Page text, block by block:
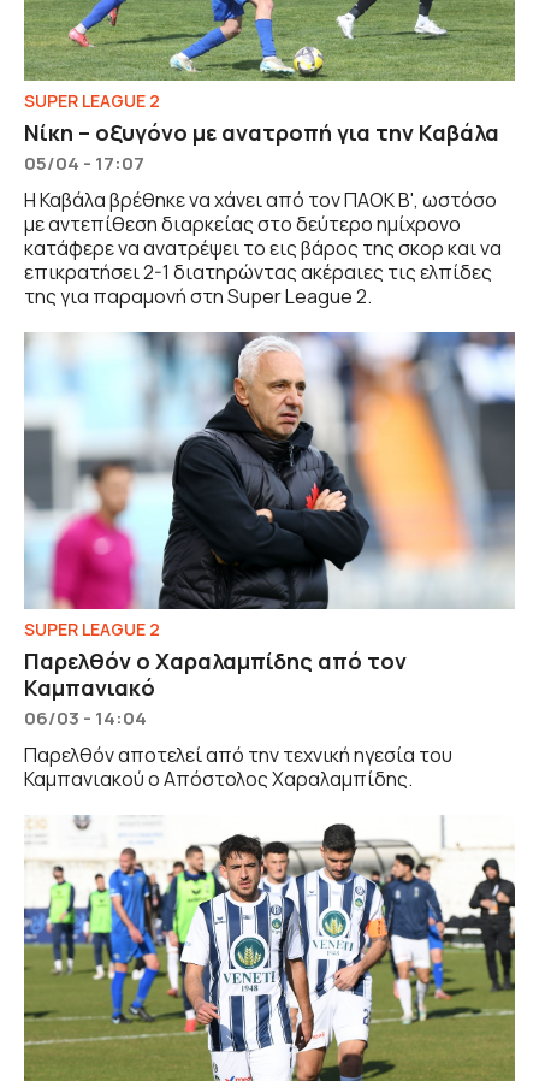
SUPER LEAGUE 2
Νίκη – οξυγόνο με ανατροπή για την Καβάλα
05/04 - 17:07
Η Καβάλα βρέθηκε να χάνει από τον ΠΑΟΚ Β', ωστόσο
με αντεπίθεση διαρκείας στο δεύτερο ημίχρονο
κατάφερε να ανατρέψει το εις βάρος της σκορ και να
επικρατήσει 2-1 διατηρώντας ακέραιες τις ελπίδες
της για παραμονή στη Super League 2.
SUPER LEAGUE 2
Παρελθόν ο Χαραλαμπίδης από τον
Καμπανιακό
06/03 - 14:04
Παρελθόν αποτελεί από την τεχνική ηγεσία του
Καμπανιακού ο Απόστολος Χαραλαμπίδης.